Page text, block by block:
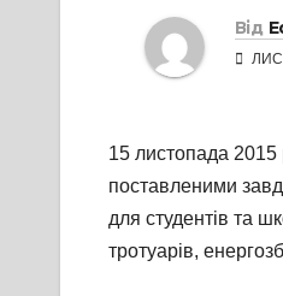
Від
ЛИС
15 листопада 2015
поставленими
для студентів та
тротуарів,